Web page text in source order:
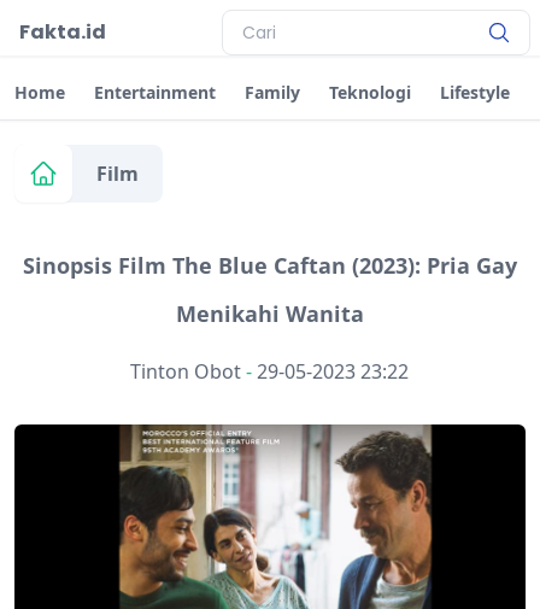
Fakta.id
Home Entertainment Family Teknologi Lifestyle
Film
Sinopsis Film The Blue Caftan (2023): Pria Gay
Menikahi Wanita
Tinton Obot-29-05-2023 23:22